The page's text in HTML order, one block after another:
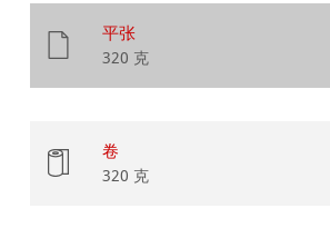
平张
320 克
卷
320 克